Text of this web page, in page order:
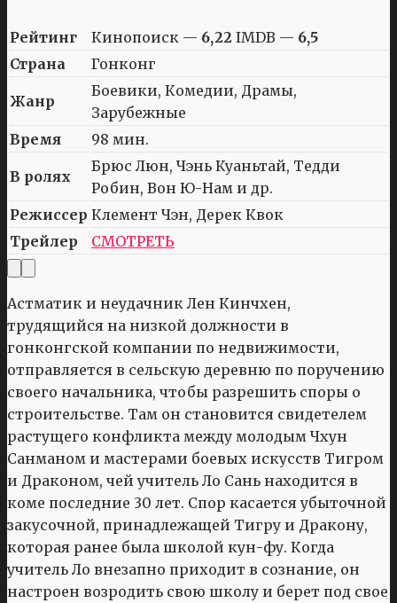
Рейтинг Кинопоиск — 6,22 IMDB — 6,5
Страна
Гонконг
Жанр
Боевики, Комедии, Драмы,
Зарубежные
Время
98 мин.
В ролях
Брюс Люн, Чэнь Куаньтай, Тедди
Робин, Вон Ю-Нам и др.
Режиссер Клемент Чэн, Дерек Квок
Трейлер
СМОТРЕТЬ
Астматик и неудачник Лен Кинчхен,
трудящийся на низкой должности в
гонконгской компании по недвижимости,
отправляется в сельскую деревню по поручению
своего начальника, чтобы разрешить споры о
строительстве. Там он становится свидетелем
растущего конфликта между молодым Чхун
Санманом и мастерами боевых искусств Тигром
и Драконом, чей учитель Ло Сань находится в
коме последние 30 лет. Спор касается убыточной
закусочной, принадлежащей Тигру и Дракону,
которая ранее была школой кун-фу. Когда
учитель Ло внезапно приходит в сознание, он
настроен возродить свою школу и берет под свое